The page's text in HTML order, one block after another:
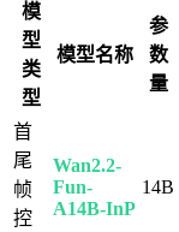
模
型
类
型
模型名称
参
数
量
首
尾
帧
控
Wan2.2-
Fun-
A14B-InP
14B